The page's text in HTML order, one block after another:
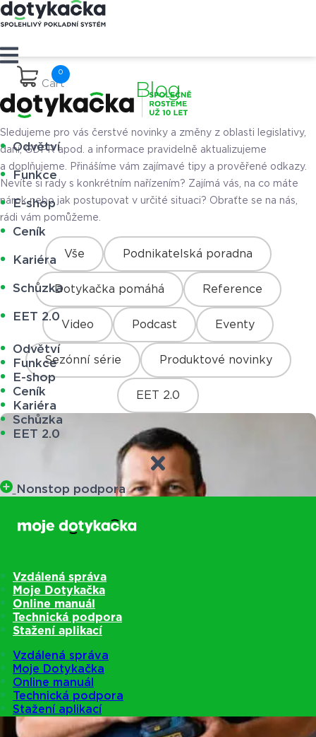
Cart
Odvětví
Funkce
E-shop
Ceník
Kariéra
Schůzka
EET 2.0
Odvětví
Funkce
E-shop
Ceník
Kariéra
Schůzka
EET 2.0
Nonstop podpora
Vzdálená správa
Moje Dotykačka
Online manuál
Technická podpora
Stažení aplikací
Vzdálená správa
Moje Dotykačka
Online manuál
Technická podpora
Stažení aplikací
Blog
Sledujeme pro vás čerstvé novinky a změny z oblasti legislativy,
daní, GDPR apod. a informace pravidelně aktualizujeme
a doplňujeme. Přinášíme vám zajímavé tipy a prověřené odkazy.
Nevíte si rady s konkrétním nařízením? Zajímá vás, na co máte
nárok nebo jak postupovat v určité situaci? Obraťte se na nás,
rádi vám pomůžeme.
Vše Podnikatelská poradna
Dotykačka pomáhá Reference
Video Podcast Eventy
Sezónní série Produktové novinky
EET 2.0